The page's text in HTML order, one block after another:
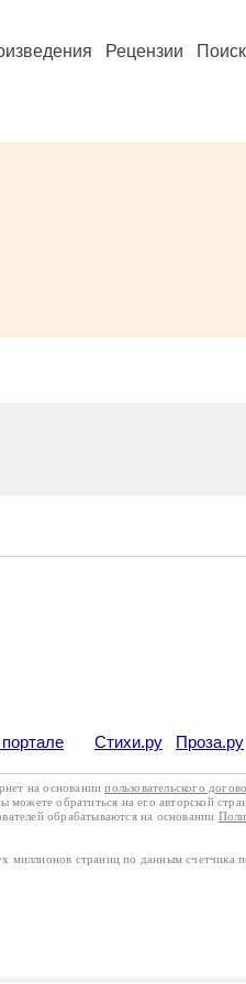
Рецензии Поиск
Стихи.ру Проза.ру
на основаниипользовательского
можете обратиться на его авторской
обрабатываются на основании
миллионов страниц по данным счетчика